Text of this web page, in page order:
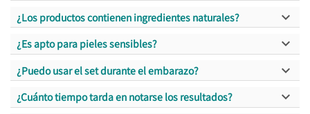
¿Los productos contienen ingredientes naturales? 
¿Es apto para pieles sensibles? 
¿Puedo usar el set durante el embarazo? 
¿Cuánto tiempo tarda en notarse los resultados? 